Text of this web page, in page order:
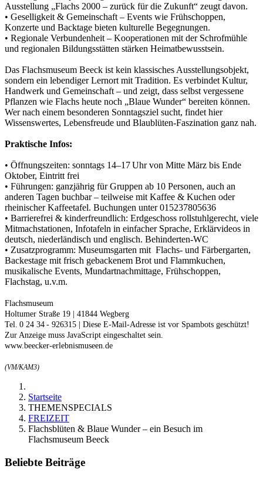
Ausstellung „Flachs 2000 – zurück für die Zukunft“ zeugt davon.
• Geselligkeit & Gemeinschaft – Events wie Frühschoppen,
Konzerte und Backtage bieten kulturelle Begegnungen.
• Regionale Verbundenheit – Kooperationen mit der Schrofmühle
und regionalen Bildungsstätten stärken Heimatbewusstsein.
Das Flachsmuseum Beeck ist kein klassisches Ausstellungsobjekt,
sondern ein lebendiger Lernort mit Tradition. Es verbindet Kultur,
Handwerk und Gemeinschaft – und zeigt, dass selbst vergessene
Pflanzen wie Flachs heute noch „Blaue Wunder“ bereiten können.
Wer nach einem besonderen Sonntagsziel sucht, findet hier
Wissenswertes, Lebensfreude und Blaublüten-Faszination ganz nah.
Praktische Infos:
• Öffnungszeiten: sonntags 14–17 Uhr von Mitte März bis Ende
Oktober, Eintritt frei
• Führungen: ganzjährig für Gruppen ab 10 Personen, auch an
anderen Tagen buchbar – teilweise mit Kaffee & Kuchen oder
rheinischer Kaffeetafel. Buchungen unter 015237805636
• Barrierefrei & kinderfreundlich: Erdgeschoss rollstuhlgerecht, viele
Mitmachstationen, Infotafeln in einfacher Sprache, Erklärvideos in
deutsch, niederländisch und englisch. Behinderten-WC
• Zusatzprogramm: Museumsgarten mit Flachs- und Färbergarten,
Backestage mit frisch gebackenem Brot und Flammkuchen,
musikalische Events, Mundartnachmittage, Frühschoppen,
Flachstag, u.v.m.
Flachsmuseum
Holtumer Straße 19 | 41844 Wegberg
Tel. 0 24 34 - 926315 | Diese E-Mail-Adresse ist vor Spambots geschützt!
Zur Anzeige muss JavaScript eingeschaltet sein.
www.beecker-erlebnismuseen.de
(VM/KAM3)
Startseite
THEMENSPECIALS
FREIZEIT
Flachsblüten & Blaue Wunder – ein Besuch im
Flachsmuseum Beeck
Beliebte Beiträge